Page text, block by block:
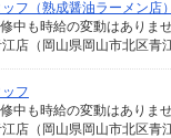
フ（熟成醤油ラーメン店）
中も時給の変動はありま
店（岡山県岡山市北区青
フ
中も時給の変動はありま
店（岡山県岡山市北区青